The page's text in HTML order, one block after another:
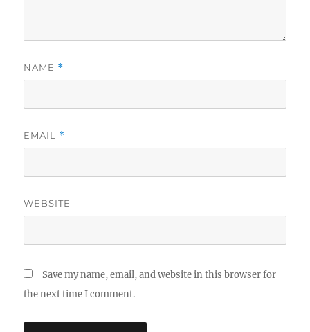
NAME *
EMAIL *
WEBSITE
Save my name, email, and website in this browser for
the next time I comment.